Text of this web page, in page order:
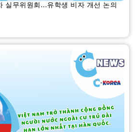
실무위원회…유학생 비자 개선 논의